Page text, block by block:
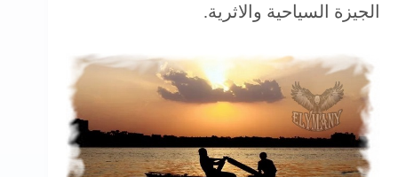
الجيزة السياحية والاثرية.